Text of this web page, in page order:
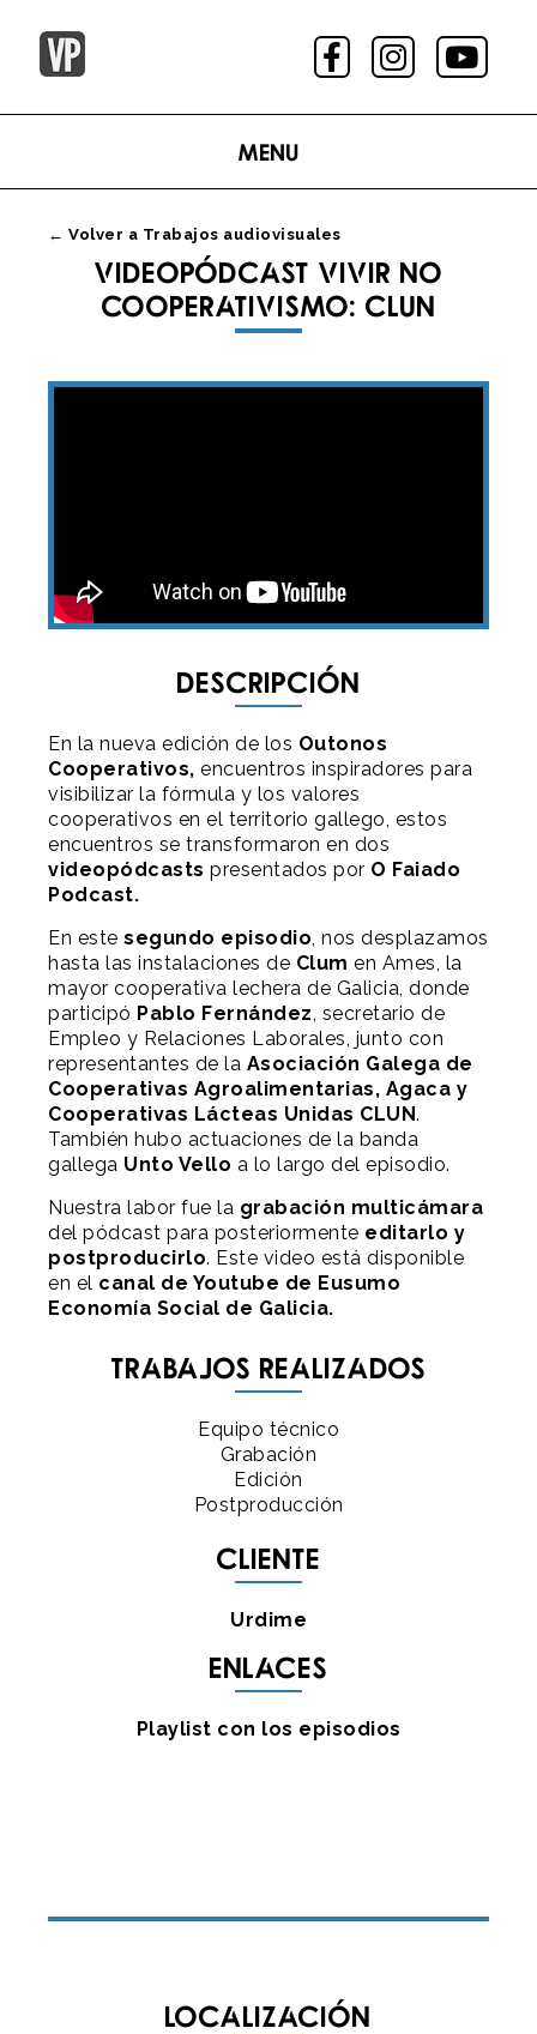
Menu
← Volver a Trabajos audiovisuales
VIDEOPÓDCAST VIVIR NO
COOPERATIVISMO: CLUN
Descripción
En la nueva edición de los Outonos
Cooperativos, encuentros inspiradores para
visibilizar la fórmula y los valores
cooperativos en el territorio gallego, estos
encuentros se transformaron en dos
videopódcasts presentados por O Faiado
Podcast.
En este segundo episodio, nos desplazamos
hasta las instalaciones de Clum en Ames, la
mayor cooperativa lechera de Galicia, donde
participó Pablo Fernández, secretario de
Empleo y Relaciones Laborales, junto con
representantes de la Asociación Galega de
Cooperativas Agroalimentarias, Agaca y
Cooperativas Lácteas Unidas CLUN.
También hubo actuaciones de la banda
gallega Unto Vello a lo largo del episodio.
Nuestra labor fue la grabación multicámara
del pódcast para posteriormente editarlo y
postproducirlo. Este video está disponible
en el canal de Youtube de Eusumo
Economía Social de Galicia.
Trabajos realizados
Equipo técnico
Grabación
Edición
Postproducción
Cliente
Urdime
Enlaces
Playlist con los episodios
Localización